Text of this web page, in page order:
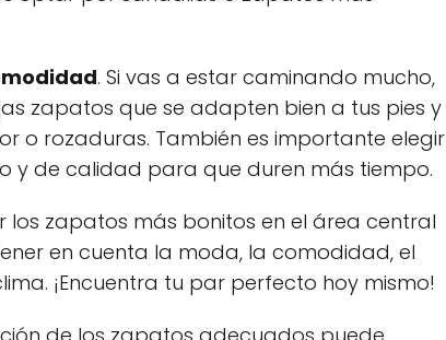
. Si vas a estar caminando mucho,
zapatos que se adapten bien a tus pies y
o rozaduras. También es importante elegir
y de calidad para que duren más tiempo.
los zapatos más bonitos en el área central
en cuenta la moda, la comodidad, el
¡Encuentra tu par perfecto hoy mismo!